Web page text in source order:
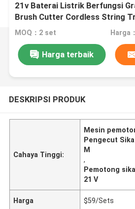
21v Baterai Listrik Berfungsi
Brush Cutter Cordless String
MOQ：2 set Harga
Harga terbaik
DESKRIPSI PRODUK
Cahaya Tinggi:
Mesin
Pengecut
M
,
Pemotong
21 V
Harga $59/Sets